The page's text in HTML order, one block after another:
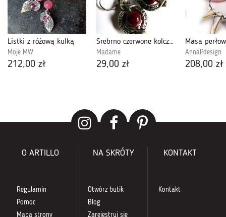
Listki z różową kulką
Moje MW
212,00 zł
Srebrno czerwone kolczyki w stylu retro
Madame
29,00 zł
AnnaPdesign
208,00 zł
O ARTILLO
Regulamin
Pomoc
Mapa strony
NA SKRÓTY
Otwórz butik
Blog
Zarejestruj się
KONTAKT
Kontakt